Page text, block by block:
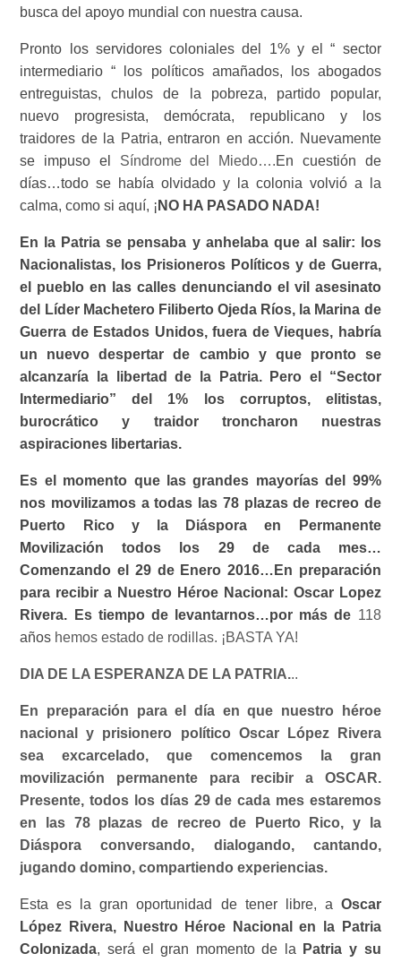
busca del apoyo mundial con nuestra causa.
Pronto los servidores coloniales del 1% y el “ sector
intermediario “ los políticos amañados, los abogados
entreguistas, chulos de la pobreza, partido popular,
nuevo progresista, demócrata, republicano y los
traidores de la Patria, entraron en acción. Nuevamente
se impuso el Síndrome del Miedo….En cuestión de
días…todo se había olvidado y la colonia volvió a la
calma, como si aquí, ¡ NO HA PASADO NADA!
En la Patria se pensaba y anhelaba que al salir: los
Nacionalistas, los Prisioneros Políticos y de Guerra,
el pueblo en las calles denunciando el vil asesinato
del Líder Machetero Filiberto Ojeda Ríos, la Marina de
Guerra de Estados Unidos, fuera de Vieques, habría
un nuevo despertar de cambio y que pronto se
alcanzaría la libertad de la Patria. Pero el “Sector
Intermediario” del 1% los corruptos, elitistas,
burocrático y traidor troncharon nuestras
aspiraciones libertarias.
Es el momento que las grandes mayorías del 99%
nos movilizamos a todas las 78 plazas de recreo de
Puerto Rico y la Diáspora en Permanente
Movilización todos los 29 de cada mes…
Comenzando el 29 de Enero 2016…En preparación
para recibir a Nuestro Héroe Nacional: Oscar Lopez
Rivera. Es tiempo de levantarnos…por más de 118
años hemos estado de rodillas. ¡BASTA YA!
DIA DE LA ESPERANZA DE LA PATRIA...
En preparación para el día en que nuestro héroe
nacional y prisionero político Oscar López Rivera
sea excarcelado, que comencemos la gran
movilización permanente para recibir a OSCAR.
Presente, todos los días 29 de cada mes estaremos
en las 78 plazas de recreo de Puerto Rico, y la
Diáspora conversando, dialogando, cantando,
jugando domino, compartiendo experiencias.
Esta es la gran oportunidad de tener libre, a Oscar
López Rivera, Nuestro Héroe Nacional
en la Patria
Colonizada, será el gran momento de la
Patria y su